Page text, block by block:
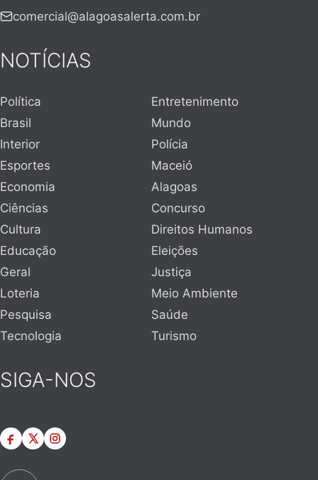
comercial@alagoasalerta.com.br
NOTÍCIAS
Política
Entretenimento
Brasil
Mundo
Interior
Polícia
Esportes
Maceió
Economia
Alagoas
Ciências
Concurso
Cultura
Direitos Humanos
Educação
Eleições
Geral
Justiça
Loteria
Meio Ambiente
Pesquisa
Saúde
Tecnologia
Turismo
SIGA-NOS